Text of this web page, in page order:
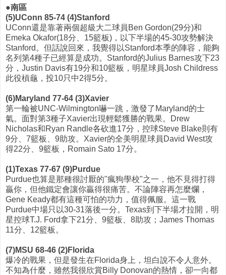
●南區
(5)UConn 85-74 (4)Stanford
UConn還是靠著兩個超級大二球員Ben Gordon(29分)和
Emeka Okafor(18分、15籃板)，以下半場的45-30攻勢解決
Stanford。但話說回來，我覺得以Stanford本季的陣容，能夠
名列第4種子已經算是成功。Stanford的Julius Barnes攻下23
分，Justin Davis有19分和10籃板，明星球員Josh Childress
此役槓龜，投10只中2得5分。
(6)Maryland 77-64 (3)Xavier
第一輪被UNC-Wilmington嚇一跳，激發了Maryland的士
氣。面對第3種子Xavier出現輕鬆獲勝的戰果。Drew
Nicholas和Ryan Randle各砍進17分，控球Steve Blake則有
9分、7籃板、9助攻。Xavier的全美明星球員David West攻
得22分、9籃板，Romain Sato 17分。
(1)Texas 77-67 (9)Purdue
Purdue也算是那種很討厭的"瘋狗學校"之一，他不見得打得
贏你，但他鐵定會讓你贏得很痛苦。不論陣容再怎麼爛，
Gene Keady都有這種可怕的功力，值得佩服。這一戰
Purdue中場只以30-31落後一分。Texas到下半場才拉開，明
星控球T.J. Ford拿下21分、9籃板、8助攻；James Thomas
11分、12籃板。
(7)MSU 68-46 (2)Florida
爆冷的戰果，但是發生在Florida身上，坦白說不令人意外。
不知為什麼，雖然我很欣賞Billy Donovan的熱情，卻一向都